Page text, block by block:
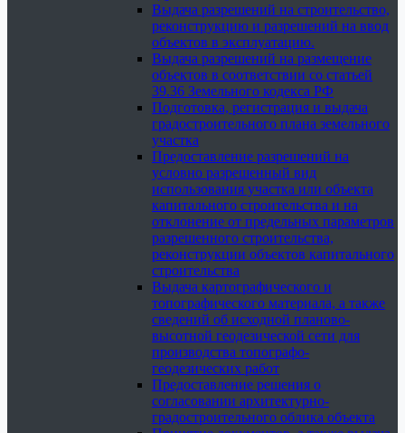
Выдача разрешений на строительство,
реконструкцию и разрешений на ввод
объектов в эксплуатацию.
Выдача разрешений на размещение
объектов в соответствии со статьей
39.36 Земельного кодекса РФ
Подготовка, регистрация и выдача
градостроительного плана земельного
участка
Предоставление разрешений на
условно разрешенный вид
использования участка или объекта
капитального строительства и на
отклонение от предельных параметров
разрешенного строительства,
реконструкции объектов капитального
строительства
Выдача картографического и
топографического материала, а также
сведений об исходной планово-
высотной геодезической сети для
производства топографо-
геодезических работ
Предоставление решения о
согласовании архитектурно-
градостроительного облика объекта